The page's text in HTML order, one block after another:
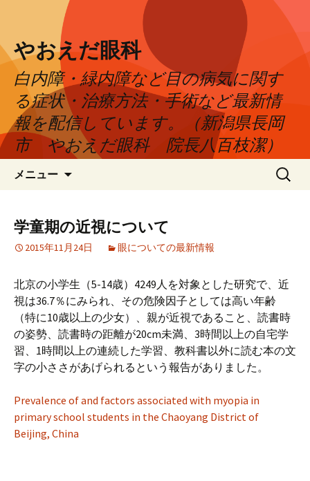
やおえだ眼科
白内障・緑内障など目の病気に関す
る症状・治療方法・手術など最新情
報を配信しています。（新潟県長岡
市 やおえだ眼科 院長八百枝潔）
メニュー
ン
ツ
へ
キ
ッ
プ
検
索:
学童期の近視について
2015年11月24日 眼についての最新情報
北京の小学生（5-14歳）4249人を対象とした研究で、近
視は36.7％にみられ、その危険因子としては高い年齢
（特に10歳以上の少女）、親が近視であること、読書時
の姿勢、読書時の距離が20cm未満、3時間以上の自宅学
習、1時間以上の連続した学習、教科書以外に読む本の文
字の小ささがあげられるという報告がありました。
Prevalence of and factors associated with myopia in
primary school students in the Chaoyang District of
Beijing, China